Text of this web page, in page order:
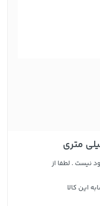
نیست . لطفا از
این کالا